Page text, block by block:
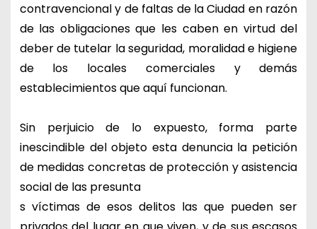
contravencional y de faltas de la Ciudad en razón
de las obligaciones que les caben en virtud del
deber de tutelar la seguridad, moralidad e higiene
de los locales comerciales y demás
establecimientos que aquí funcionan.
Sin perjuicio de lo expuesto, forma parte
inescindible del objeto esta denuncia la petición
de medidas concretas de protección y asistencia
social de las presunta
s víctimas de esos delitos las que pueden ser